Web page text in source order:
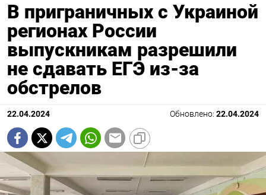
В приграничных с Украиной
регионах России
выпускникам разрешили
не сдавать ЕГЭ из-за
обстрелов
22.04.2024 Обновлено: 22.04.2024